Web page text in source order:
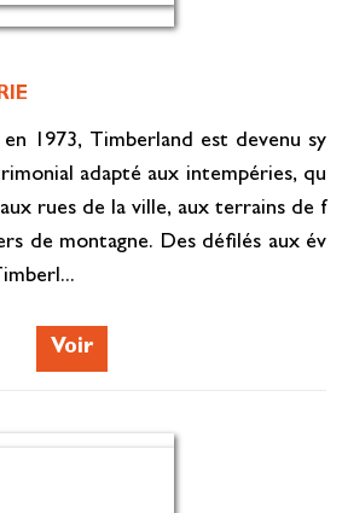
1973, Timberland est devenu sy
adapté aux intempéries, qu
aux rues de la ville, aux terrains de f
de montagne. Des défilés aux év
Voir